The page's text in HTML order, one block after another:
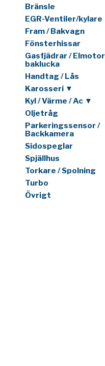
Bränsle
EGR-Ventiler/kylare
Fram / Bakvagn
Fönsterhissar
Gasfjädrar / Elmotor
baklucka
Handtag / Lås
Karosseri ▼
Kyl / Värme / Ac ▼
Oljetråg
Parkeringssensor /
Backkamera
Sidospeglar
Spjällhus
Torkare / Spolning
Turbo
Övrigt